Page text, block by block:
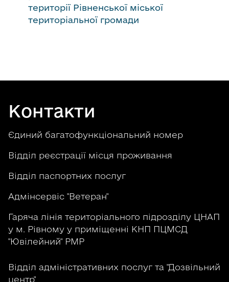
території Рівненської міської
територіальної громади
Контакти
Єдиний багатофункціональний номер
Відділ реєстрації місця проживання
Відділ паспортних послуг
Адмінсервіс "Ветеран"
Гаряча лінія територіального підрозділу ЦНАП
у м. Рівному у приміщенні КНП ПЦМСД
"Ювілейний" РМР
Відділ адміністративних послуг та "Дозвільний
центр"